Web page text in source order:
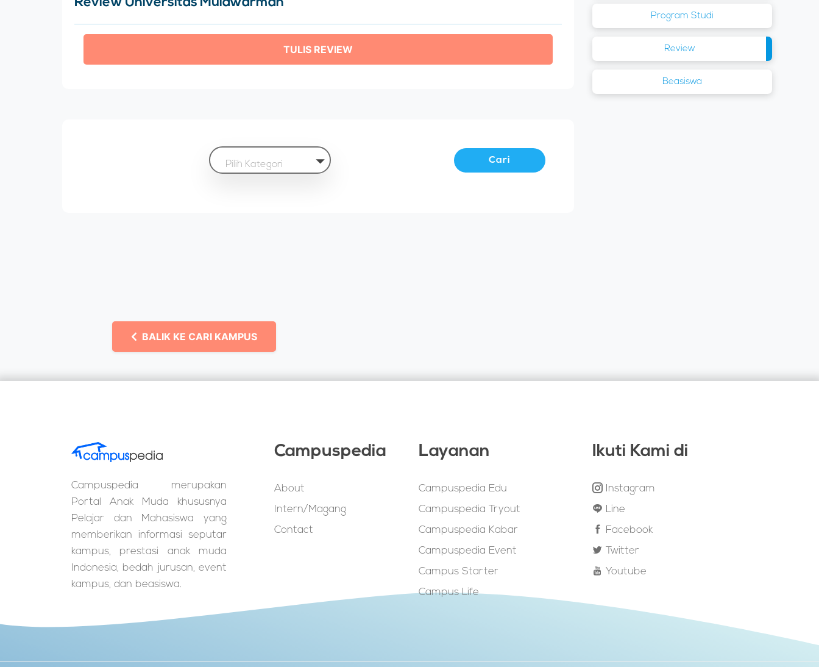
TULIS REVIEW
Pilih Kategori Cari
Program Studi
Review
Beasiswa
BALIK KE CARI KAMPUS
Campuspedia merupakan
Portal Anak Muda khususnya
Pelajar dan Mahasiswa yang
memberikan informasi seputar
kampus, prestasi anak muda
Indonesia, bedah jurusan, event
kampus, dan beasiswa.
Campuspedia
About
Intern/Magang
Contact
Layanan
Campuspedia Edu
Campuspedia Tryout
Campuspedia Kabar
Campuspedia Event
Campus Starter
Campus Life
Ikuti Kami di
Instagram
Line
Facebook
Twitter
Youtube